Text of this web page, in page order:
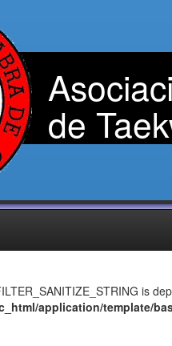
de
is
application/template/